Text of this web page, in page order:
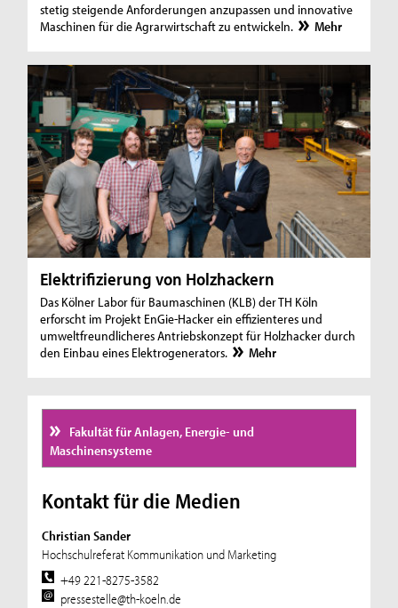
stetig steigende Anforderungen anzupassen und innovative
Maschinen für die Agrarwirtschaft zu entwickeln.
Mehr
Elektrifizierung von Holzhackern
Das Kölner Labor für Baumaschinen (KLB) der TH Köln
erforscht im Projekt EnGie-Hacker ein effizienteres und
umweltfreundlicheres Antriebskonzept für Holzhacker durch
den Einbau eines Elektrogenerators.
Mehr
Fakultät für Anlagen, Energie- und
Maschinensysteme
Kontakt für die Medien
Christian Sander
Hochschulreferat Kommunikation und Marketing
+49 221-8275-3582
pressestelle@th-koeln.de